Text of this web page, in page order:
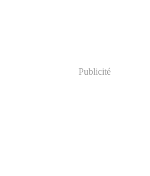
Publicité